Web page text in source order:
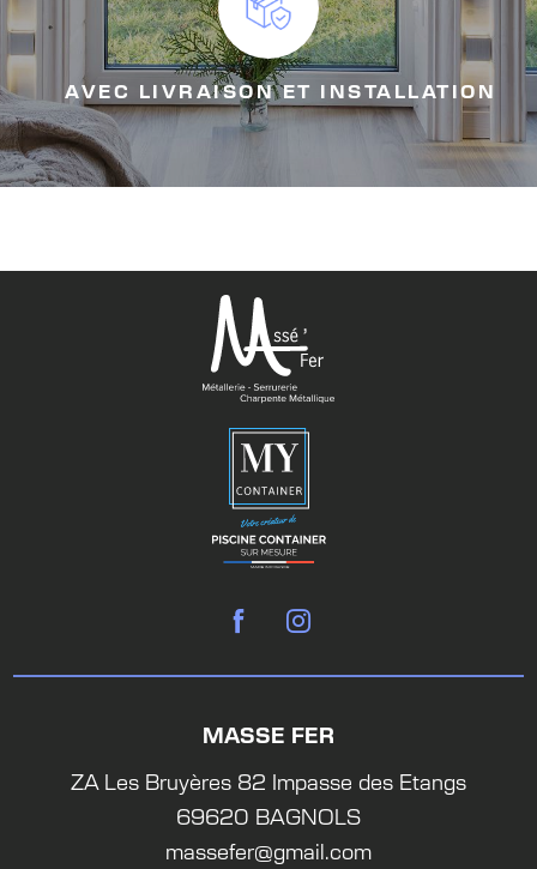
AVEC LIVRAISON ET INSTALLATION
MASSE FER
ZA Les Bruyères 82 Impasse des Etangs
69620 BAGNOLS
massefer@gmail.com